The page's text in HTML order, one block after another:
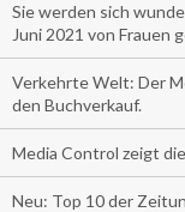
Sie werden sich
Juni 2021 von Frauen
Verkehrte Welt: Der
den Buchverkauf.
Media Control zeigt
Neu: Top 10 der